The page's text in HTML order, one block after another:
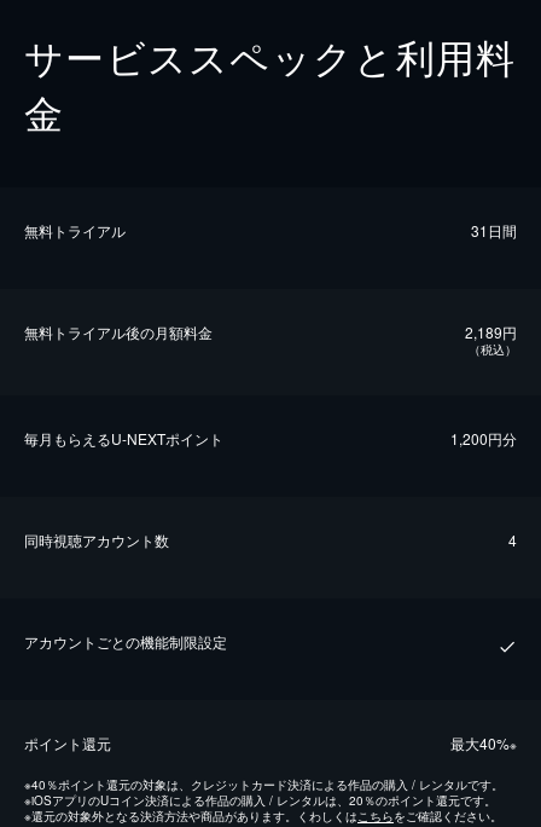
サービススペックと利用料
金
無料トライアル 31日間
無料トライアル後の⽉額料金 2,189円
（税込）
毎⽉もらえるU-NEXTポイント 1,200円分
同時視聴アカウント数 4
アカウントごとの機能制限設定
ポイント還元 最⼤40%※
※40％ポイント還元の対象は、クレジットカード決済による作品の購入 / レンタルです。
※iOSアプリのUコイン決済による作品の購入 / レンタルは、20％のポイント還元です。
※還元の対象外となる決済方法や商品があります。くわしくはこちらをご確認ください。